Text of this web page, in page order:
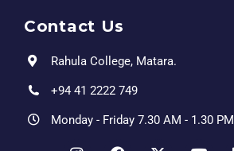
Contact Us
Rahula College, Matara.
+94 41 2222 749
Monday - Friday 7.30 AM - 1.30 PM